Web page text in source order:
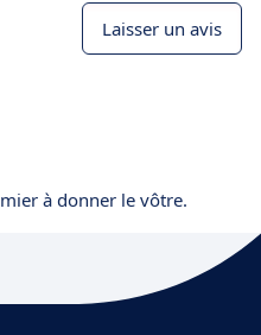
Laisser un avis
à donner le vôtre.